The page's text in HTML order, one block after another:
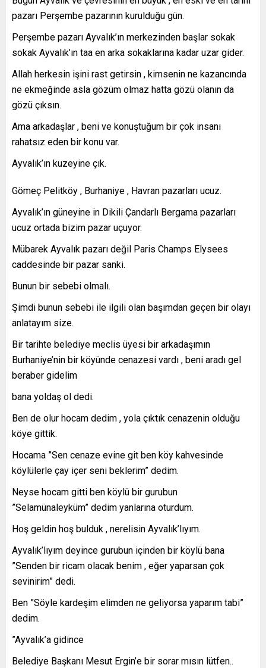
pazarı Perşembe pazarının kurulduğu gün.
Perşembe pazarı Ayvalık’ın merkezinden başlar sokak
sokak Ayvalık’ın taa en arka sokaklarına kadar uzar gider.
Allah herkesin işini rast getirsin , kimsenin ne kazancında
ne ekmeğinde asla gözüm olmaz hatta gözü olanın da
gözü çıksın.
Ama arkadaşlar , beni ve konuştuğum bir çok insanı
rahatsız eden bir konu var.
Ayvalık’ın kuzeyine çık.
Gömeç Pelitköy , Burhaniye , Havran pazarları ucuz.
Ayvalık’ın güneyine in Dikili Çandarlı Bergama pazarları
ucuz ortada bizim pazar uçuyor.
Mübarek Ayvalık pazarı değil Paris Champs Elysees
caddesinde bir pazar sanki.
Bunun bir sebebi olmalı.
Şimdi bunun sebebi ile ilgili olan başımdan geçen bir olayı
anlatayım size.
Bir tarihte belediye meclis üyesi bir arkadaşımın
Burhaniye’nin bir köyünde cenazesi vardı , beni aradı gel
beraber gidelim
bana yoldaş ol dedi.
Ben de olur hocam dedim , yola çıktık cenazenin olduğu
köye gittik.
Hocama ”Sen cenaze evine git ben köy kahvesinde
köylülerle çay içer seni beklerim” dedim.
Neyse hocam gitti ben köylü bir gurubun
”Selamünaleyküm” dedim yanlarına oturdum.
Hoş geldin hoş bulduk , nerelisin Ayvalık’lıyım.
Ayvalık’lıyım deyince gurubun içinden bir köylü bana
”Senden bir ricam olacak benim , eğer yaparsan çok
sevinirim” dedi.
Ben ”Söyle kardeşim elimden ne geliyorsa yaparım tabi”
dedim.
”Ayvalık’a gidince
Belediye Başkanı Mesut Ergin’e bir sorar mısın lütfen..